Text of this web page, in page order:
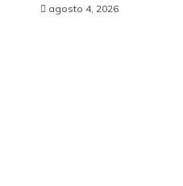
agosto 4, 2026